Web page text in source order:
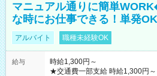
マニュアル通りに簡単
な時にお仕事できる！単発
アルバイト 職種未経験OK
給与
時給1,300円～
★交通費一部支給 時給1,300円～ ※試験・役割により手当あり